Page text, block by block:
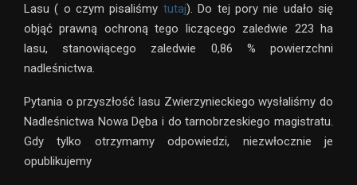
Lasu ( o czym pisaliśmy tutaj). Do tej pory nie udało się
objąć prawną ochroną tego liczącego zaledwie 223 ha
lasu, stanowiącego zaledwie 0,86 % powierzchni
nadleśnictwa.
Pytania o przyszłość lasu Zwierzynieckiego wysłaliśmy do
Nadleśnictwa Nowa Dęba i do tarnobrzeskiego magistratu.
Gdy tylko otrzymamy odpowiedzi, niezwłocznie je
opublikujemy